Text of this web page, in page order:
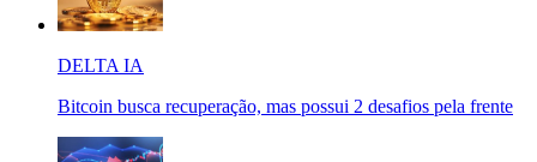
DELTA IA
Bitcoin busca recuperação, mas possui 2 desafios pela frente